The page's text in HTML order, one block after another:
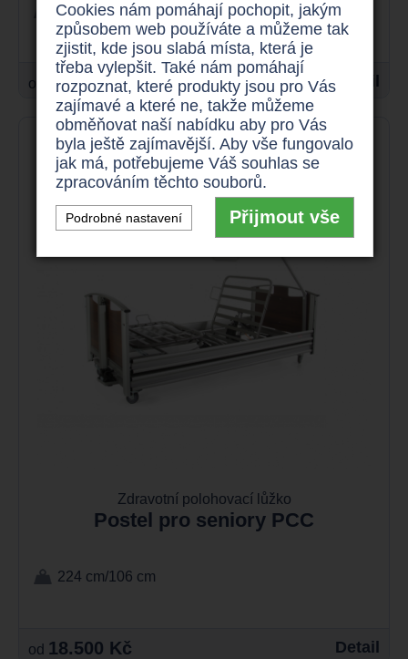
207 cm/103 cm
od 16.500 Kč Detail
Zdravotní polohovací lůžko
Postel pro seniory PCC
224 cm/106 cm
od 18.500 Kč Detail
Cookies nám pomáhají pochopit, jakým
způsobem web používáte a můžeme tak
zjistit, kde jsou slabá místa, která je
třeba vylepšit. Také nám pomáhají
rozpoznat, které produkty jsou pro Vás
zajímavé a které ne, takže můžeme
obměňovat naší nabídku aby pro Vás
byla ještě zajímavější. Aby vše fungovalo
jak má, potřebujeme Váš souhlas se
zpracováním těchto souborů.
Podrobné nastavení Přijmout vše